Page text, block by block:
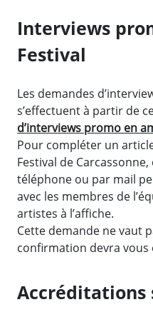
Interviews
Festival
Les demandes
s’effectuent à partir de
d’interviews promo en
Pour compléter un
Festival de
téléphone ou par mail
avec les membres de
artistes à l’affiche.
Cette demande ne vaut
confirmation devra vous
Accréditations